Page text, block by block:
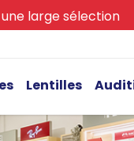
une large sélection
Lentilles